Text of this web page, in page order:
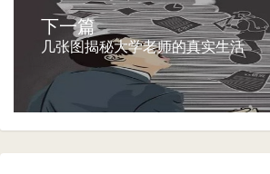
下一篇
几张图揭秘大学老师的真实生活